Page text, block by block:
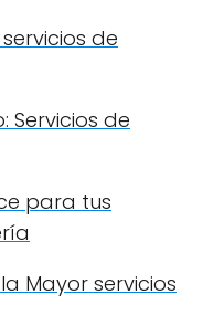
de
Servicios de
para tus
Mayor servicios